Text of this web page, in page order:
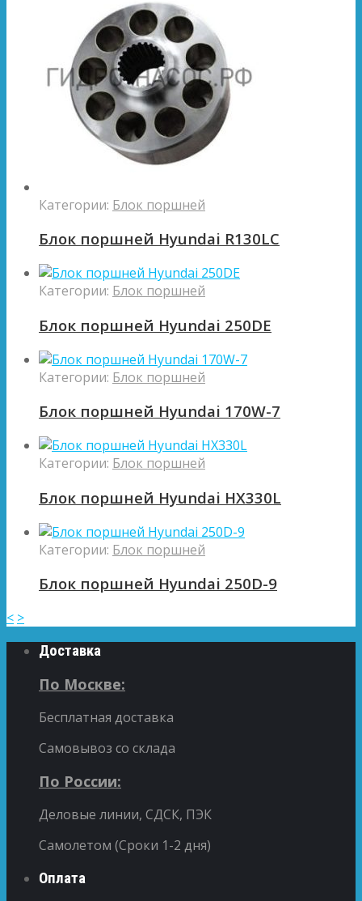
Категории: Блок поршней
Блок поршней Hyundai R130LC
Категории: Блок поршней
Блок поршней Hyundai 250DE
Категории: Блок поршней
Блок поршней Hyundai 170W-7
Категории: Блок поршней
Блок поршней Hyundai HX330L
Категории: Блок поршней
Блок поршней Hyundai 250D-9
< >
Доставка
По Москве:
Бесплатная доставка
Самовывоз со склада
По России:
Деловые линии, СДСК, ПЭК
Самолетом (Сроки 1-2 дня)
Оплата